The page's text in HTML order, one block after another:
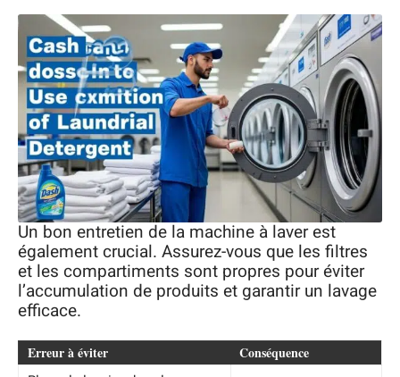
Un bon entretien de la machine à laver est
également crucial. Assurez-vous que les filtres
et les compartiments sont propres pour éviter
l’accumulation de produits et garantir un lavage
efficace.
Erreur à éviter Conséquence